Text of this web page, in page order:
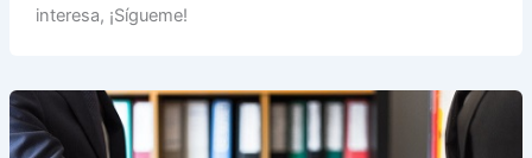
interesa, ¡Sígueme!